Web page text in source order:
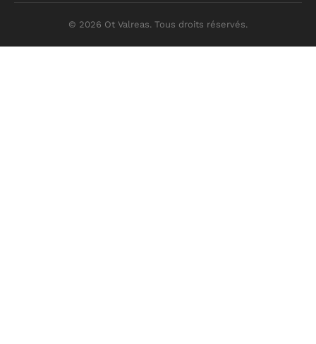
© 2026 Ot Valreas. Tous droits réservés.